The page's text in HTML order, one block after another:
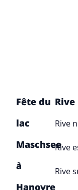
Fête du
lac
Maschsee
à
Hanovre
Rive
Rive
Rive
Rive